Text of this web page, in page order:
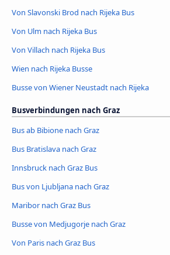
Von Slavonski Brod nach Rijeka Bus
Von Ulm nach Rijeka Bus
Von Villach nach Rijeka Bus
Wien nach Rijeka Busse
Busse von Wiener Neustadt nach Rijeka
Busverbindungen nach Graz
Bus ab Bibione nach Graz
Bus Bratislava nach Graz
Innsbruck nach Graz Bus
Bus von Ljubljana nach Graz
Maribor nach Graz Bus
Busse von Medjugorje nach Graz
Von Paris nach Graz Bus